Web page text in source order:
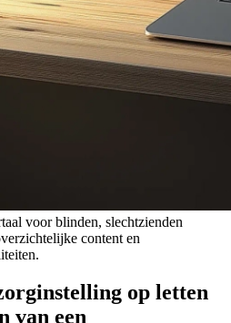
voor blinden, slechtzienden
content en
op letten
van een